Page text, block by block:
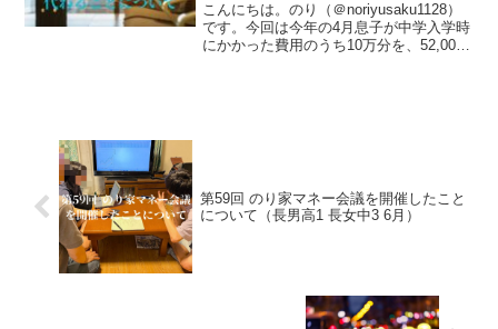
こんにちは。のり（＠noriyusaku1128）
です。今回は今年の4月息子が中学入学時
にかかった費用のうち10万分を、52,000
第59回 のり家マネー会議を開催したこと
について（長男高1 長女中3 6月）